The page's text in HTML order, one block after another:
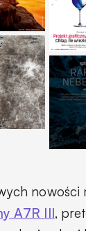
nowości
A7R III,